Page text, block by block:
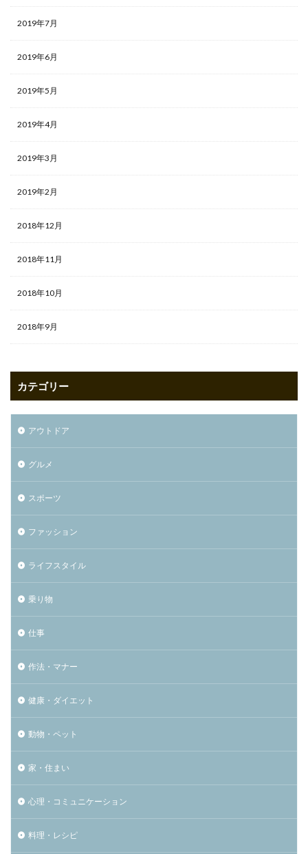
2019年7月
2019年6月
2019年5月
2019年4月
2019年3月
2019年2月
2018年12月
2018年11月
2018年10月
2018年9月
カテゴリー
アウトドア
グルメ
スポーツ
ファッション
ライフスタイル
乗り物
仕事
作法・マナー
健康・ダイエット
動物・ペット
家・住まい
心理・コミュニケーション
料理・レシピ